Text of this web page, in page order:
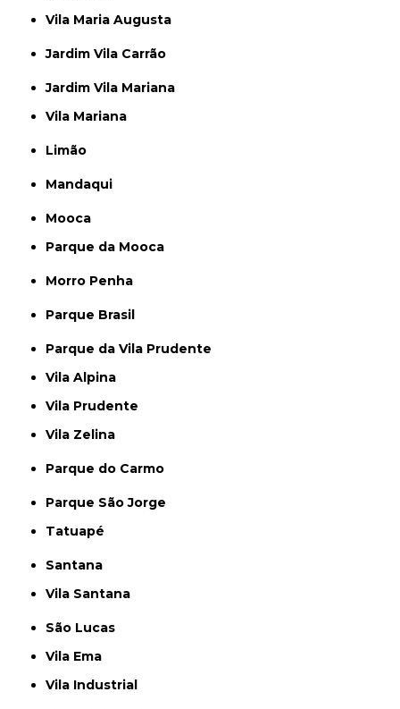
Vila Maria Augusta
Jardim Vila Carrão
Jardim Vila Mariana
Vila Mariana
Limão
Mandaqui
Mooca
Parque da Mooca
Morro Penha
Parque Brasil
Parque da Vila Prudente
Vila Alpina
Vila Prudente
Vila Zelina
Parque do Carmo
Parque São Jorge
Tatuapé
Santana
Vila Santana
São Lucas
Vila Ema
Vila Industrial